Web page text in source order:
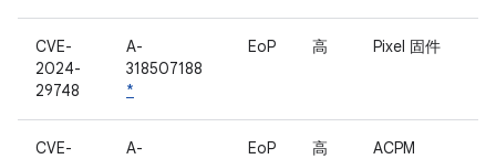
CVE-
2024-
29748
A-
318507188
*
EoP 高 Pixel 固件
CVE-
A-
EoP 高 ACPM